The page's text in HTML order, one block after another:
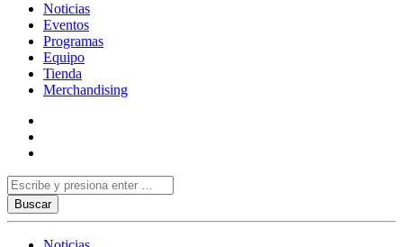
Noticias
Eventos
Programas
Equipo
Tienda
Merchandising